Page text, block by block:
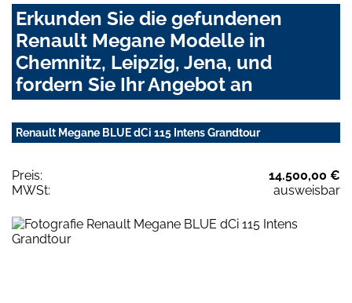
Erkunden Sie die gefundenen
Renault Megane Modelle in
Chemnitz, Leipzig, Jena, und
fordern Sie Ihr Angebot an
Renault Megane BLUE dCi 115 Intens Grandtour
Preis:
14.500,00 €
MWSt:
ausweisbar